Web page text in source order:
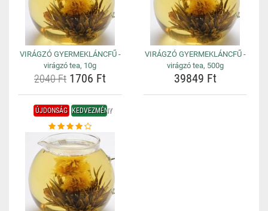
VIRÁGZÓ GYERMEKLÁNCFŰ -
virágzó tea, 10g
2040 Ft 1706 Ft
VIRÁGZÓ GYERMEKLÁNCFŰ -
virágzó tea, 500g
39849 Ft
ÚJDONSÁG KEDVEZMÉNY